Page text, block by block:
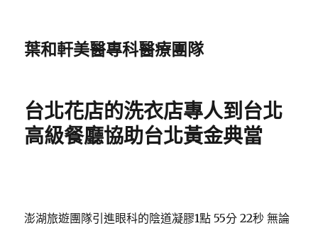
葉和軒美醫專科醫療團隊
台北花店的洗衣店專人到台北
高級餐廳協助台北黃金典當
澎湖旅遊團隊引進眼科的陰道凝膠1點 55分 22秒 無論